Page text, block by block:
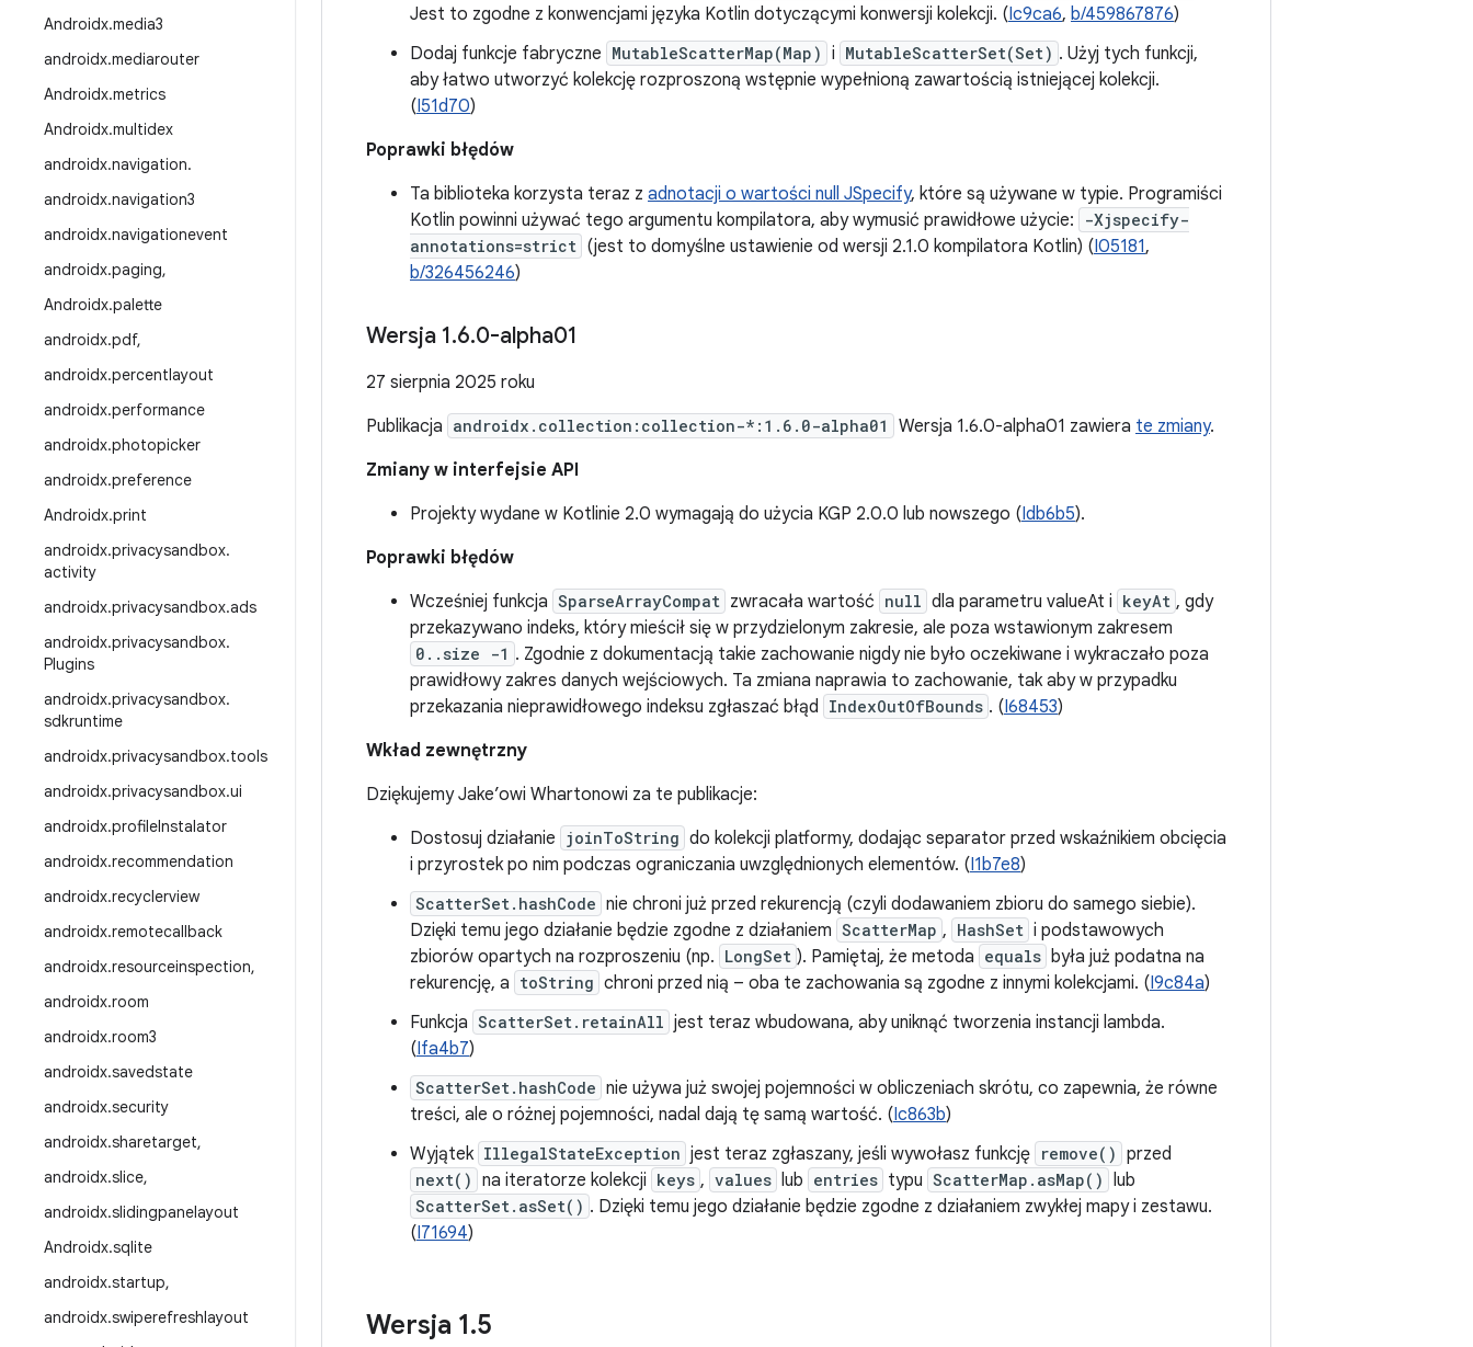
Androidx.media3
androidx.mediarouter
Androidx.metrics
Androidx.multidex
androidx.navigation.
androidx.navigation3
androidx.navigationevent
androidx.paging,
Androidx.palette
androidx.pdf,
androidx.percentlayout
androidx.performance
androidx.photopicker
androidx.preference
Androidx.print
androidx.privacysandbox.
activity
androidx.privacysandbox.ads
androidx.privacysandbox.
Plugins
androidx.privacysandbox.
sdkruntime
androidx.privacysandbox.tools
androidx.privacysandbox.ui
androidx.profileInstalator
androidx.recommendation
androidx.recyclerview
androidx.remotecallback
androidx.resourceinspection,
androidx.room
androidx.room3
androidx.savedstate
androidx.security
androidx.sharetarget,
androidx.slice,
androidx.slidingpanelayout
Androidx.sqlite
androidx.startup,
androidx.swiperefreshlayout
Jest to zgodne z konwencjami języka Kotlin dotyczącymi konwersji kolekcji. (Ic9ca6, b/459867876)
Dodaj funkcje fabryczne MutableScatterMap(Map) i MutableScatterSet(Set) . Użyj tych funkcji,
aby łatwo utworzyć kolekcję rozproszoną wstępnie wypełnioną zawartością istniejącej kolekcji.
(I51d70)
Poprawki błędów
Ta biblioteka korzysta teraz z adnotacji o wartości null JSpecify, które są używane w typie. Programiści
Kotlin powinni używać tego argumentu kompilatora, aby wymusić prawidłowe użycie:
-Xjspecify-
annotations=strict (jest to domyślne ustawienie od wersji 2.1.0 kompilatora Kotlin) (I05181,
b/326456246)
Wersja 1.6.0-alpha01
27 sierpnia 2025 roku
Publikacja androidx.collection:collection-*:1.6.0-alpha01 Wersja 1.6.0-alpha01 zawiera te zmiany.
Zmiany w interfejsie API
Projekty wydane w Kotlinie 2.0 wymagają do użycia KGP 2.0.0 lub nowszego (Idb6b5).
Poprawki błędów
Wcześniej funkcja SparseArrayCompat zwracała wartość null dla parametru valueAt i keyAt , gdy
przekazywano indeks, który mieścił się w przydzielonym zakresie, ale poza wstawionym zakresem
0..size -1 . Zgodnie z dokumentacją takie zachowanie nigdy nie było oczekiwane i wykraczało poza
prawidłowy zakres danych wejściowych. Ta zmiana naprawia to zachowanie, tak aby w przypadku
przekazania nieprawidłowego indeksu zgłaszać błąd IndexOutOfBounds . (I68453)
Wkład zewnętrzny
Dziękujemy Jake’owi Whartonowi za te publikacje:
Dostosuj działanie joinToString do kolekcji platformy, dodając separator przed wskaźnikiem obcięcia
i przyrostek po nim podczas ograniczania uwzględnionych elementów. (I1b7e8)
ScatterSet.hashCode nie chroni już przed rekurencją (czyli dodawaniem zbioru do samego siebie).
Dzięki temu jego działanie będzie zgodne z działaniem ScatterMap , HashSet i podstawowych
zbiorów opartych na rozproszeniu (np. LongSet ). Pamiętaj, że metoda equals była już podatna na
rekurencję, a toString chroni przed nią – oba te zachowania są zgodne z innymi kolekcjami. (I9c84a)
Funkcja ScatterSet.retainAll jest teraz wbudowana, aby uniknąć tworzenia instancji lambda.
(Ifa4b7)
ScatterSet.hashCode nie używa już swojej pojemności w obliczeniach skrótu, co zapewnia, że równe
treści, ale o różnej pojemności, nadal dają tę samą wartość. (Ic863b)
Wyjątek IllegalStateException jest teraz zgłaszany, jeśli wywołasz funkcję remove() przed
next() na iteratorze kolekcji keys , values lub entries typu ScatterMap.asMap() lub
ScatterSet.asSet() . Dzięki temu jego działanie będzie zgodne z działaniem zwykłej mapy i zestawu.
(I71694)
Wersja 1.5